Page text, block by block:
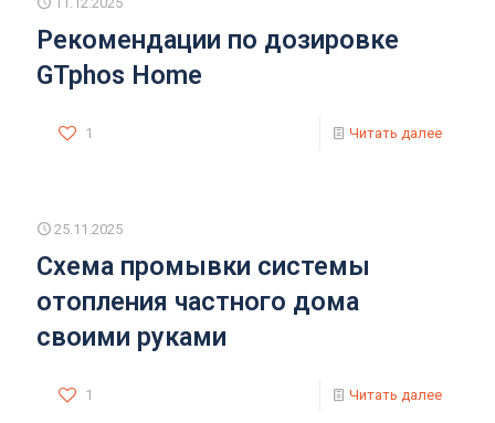
Рекомендации по дозировке
GTphos Home
1 Читать далее
25.11.2025
Схема промывки системы
отопления частного дома
своими руками
1 Читать далее